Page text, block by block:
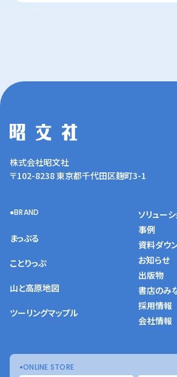
株式会社昭文社
〒102-8238 東京都千代田区麹町3-1
BRAND
まっぷる
ことりっぷ
山と高原地図
ツーリングマップル
ソリューシ
事例
資料ダウ
お知らせ
出版物
書店のみ
採用情報
会社情報
ONLINE STORE